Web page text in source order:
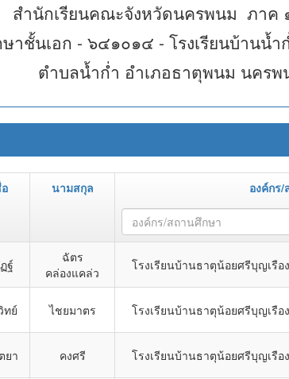
สำนักเรียนคณะจังหวัดนครพนม ภาค
าชั้นเอก - ๖๔๑๐๑๔ - โรงเรียนบ้านน้
ตำบลน้ำก่ำ อำเภอธาตุพนม นครพ
นามสกุล องค์กร
องค์กร/สถานศึกษา
ฐ์
ฉัตร
คล่องแคล่ว
โรงเรียนบ้านธาตุน้อยศรีบุญเรื
ทย์ ไชยมาตร โรงเรียนบ้านธาตุน้อยศรีบุญเรื
ยา คงศรี โรงเรียนบ้านธาตุน้อยศรีบุญเรื